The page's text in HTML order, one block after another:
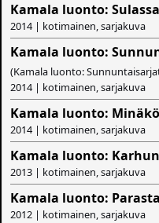
Kamala luonto:
2014 | kotimainen, sarjakuva
Kamala luonto:
(Kamala luonto:
2014 | kotimainen, sarjakuva
Kamala luonto:
2014 | kotimainen, sarjakuva
Kamala luonto:
2013 | kotimainen, sarjakuva
Kamala luonto:
2012 | kotimainen, sarjakuva